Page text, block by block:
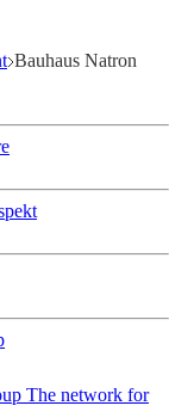
Bauhaus Natron
The network for